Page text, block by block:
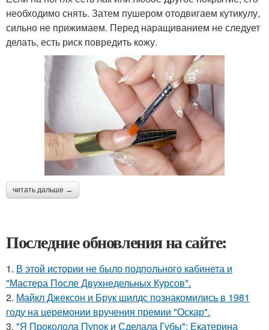
необходимо снять. Затем пушером отодвигаем кутикулу,
сильно не прижимаем. Перед наращиванием не следует
делать, есть риск повредить кожу.
читать дальше →
Последние обновления на сайте:
1. В этой истории не было подпольного кабинета и
"Мастера После Двухнедельных Курсов".
2. Майкл Джексон и Брук шилдс познакомились в 1981
году на церемонии вручения премии "Оскар".
3. "Я Проколола Пупок и Сделала Губы": Екатерина